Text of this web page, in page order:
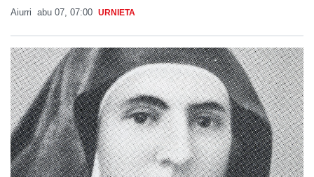
Aiurri abu 07, 07:00 URNIETA